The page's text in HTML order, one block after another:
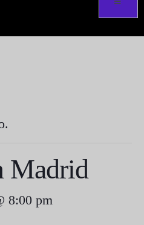
Madrid
8:00 pm